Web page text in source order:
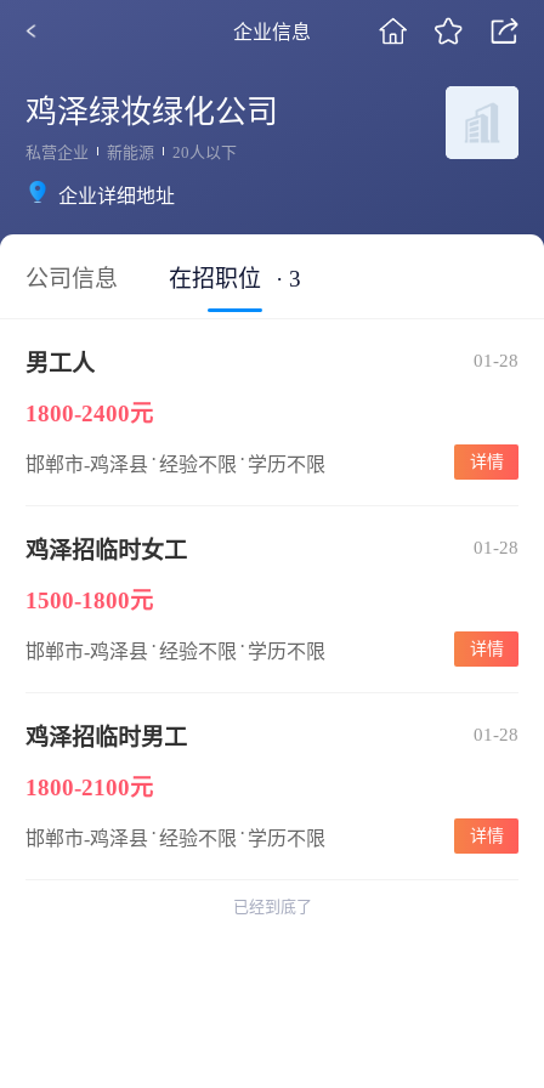
企业信息
鸡泽绿妆绿化公司
私营企业 新能源 20人以下
企业详细地址
公司信息 在招职位 · 3
男工人 01-28
1800-2400元
邯郸市-鸡泽县 ·经验不限 · 学历不限 详情
鸡泽招临时女工 01-28
1500-1800元
邯郸市-鸡泽县 ·经验不限 · 学历不限 详情
鸡泽招临时男工 01-28
1800-2100元
邯郸市-鸡泽县 ·经验不限 · 学历不限 详情
已经到底了